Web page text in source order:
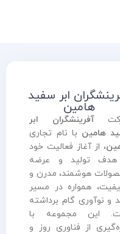
ابر سفید
هامین
آفرینشگران ابر
هامین با نام تجاری
، از آغاز فعالیت خود
هدف تولید و عرضه
هوشمند، مدرن و
همواره در مسیر
و نوآوری گام برداشته
این مجموعه با
از فناوری روز و